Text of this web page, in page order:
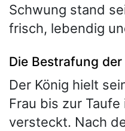
Schwung stand
frisch, lebendig
Die Bestrafung
Der König hielt
Frau bis zur
versteckt. Nach